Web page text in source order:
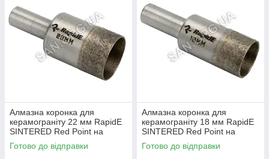
Алмазна коронка для
керамограніту 22 мм RapidE
SINTERED Red Point на
Дриль
Готово до відправки
Алмазна коронка для
керамограніту 18 мм RapidE
SINTERED Red Point на
Дриль
Готово до відправки